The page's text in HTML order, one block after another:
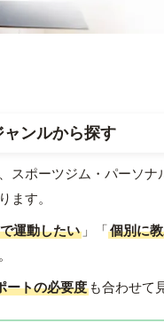
ンルから探す
スポーツジム・パーソ
ます。
運動したい 」「個別に
ートの必要度 も合わせて